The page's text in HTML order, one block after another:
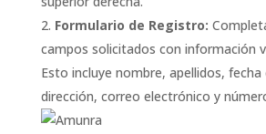
Formulario de Registro:
campos solicitados con información
Esto incluye nombre, apellidos,
dirección, correo electrónico y